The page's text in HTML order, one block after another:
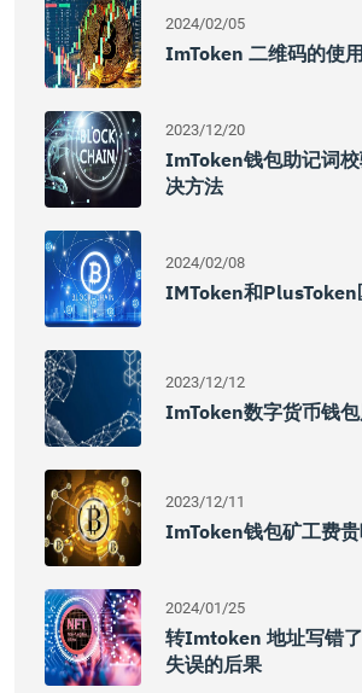
2024/02/05
ImToken 二维码的使
2023/12/20
ImToken钱包助记词
决方法
2024/02/08
IMToken和PlusToken
2023/12/12
ImToken数字货币钱
2023/12/11
ImToken钱包矿工费贵
2024/01/25
转imtoken 地址写错
失误的后果